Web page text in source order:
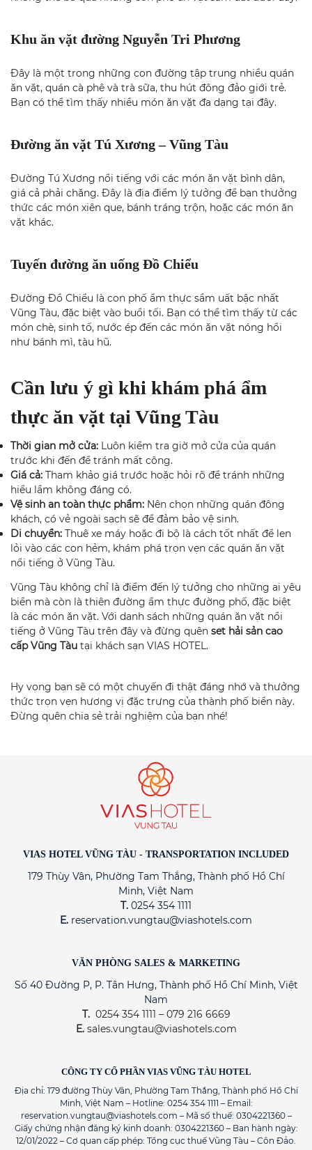
Khu ăn vặt đường Nguyễn Tri Phương
Đây là một trong những con đường tập trung nhiều quán
ăn vặt, quán cà phê và trà sữa, thu hút đông đảo giới trẻ.
Bạn có thể tìm thấy nhiều món ăn vặt đa dạng tại đây.
Đường ăn vặt Tú Xương – Vũng Tàu
Đường Tú Xương nổi tiếng với các món ăn vặt bình dân,
giá cả phải chăng. Đây là địa điểm lý tưởng để bạn thưởng
thức các món xiên que, bánh tráng trộn, hoặc các món ăn
vặt khác.
Tuyến đường ăn uống Đồ Chiểu
Đường Đồ Chiểu là con phố ẩm thực sầm uất bậc nhất
Vũng Tàu, đặc biệt vào buổi tối. Bạn có thể tìm thấy từ các
món chè, sinh tố, nước ép đến các món ăn vặt nóng hổi
như bánh mì, tàu hũ.
Cần lưu ý gì khi khám phá ẩm
thực ăn vặt tại Vũng Tàu
Thời gian mở cửa: Luôn kiểm tra giờ mở cửa của quán
trước khi đến để tránh mất công.
Giá cả: Tham khảo giá trước hoặc hỏi rõ để tránh những
hiểu lầm không đáng có.
Vệ sinh an toàn thực phẩm: Nên chọn những quán đông
khách, có vẻ ngoài sạch sẽ để đảm bảo vệ sinh.
Di chuyển: Thuê xe máy hoặc đi bộ là cách tốt nhất để len
lỏi vào các con hẻm, khám phá trọn vẹn các quán ăn vặt
nổi tiếng ở Vũng Tàu.
Vũng Tàu không chỉ là điểm đến lý tưởng cho những ai yêu
biển mà còn là thiên đường ẩm thực đường phố, đặc biệt
là các món ăn vặt. Với danh sách những quán ăn vặt nổi
tiếng ở Vũng Tàu trên đây và đừng quên set hải sản cao
cấp Vũng Tàu tại khách sạn VIAS HOTEL.
Hy vọng bạn sẽ có một chuyến đi thật đáng nhớ và thưởng
thức trọn vẹn hương vị đặc trưng của thành phố biển này.
Đừng quên chia sẻ trải nghiệm của bạn nhé!
VIAS HOTEL VŨNG TÀU - TRANSPORTATION INCLUDED
179 Thùy Vân, Phường Tam Thắng, Thành phố Hồ Chí
Minh, Việt Nam
T. 0254 354 1111
E. reservation.vungtau@viashotels.com
VĂN PHÒNG SALES & MARKETING
Số 40 Đường P, P. Tân Hưng, Thành phố Hồ Chí Minh, Việt
Nam
T. 0254 354 1111 – 079 216 6669
E.sales.vungtau@viashotels.com
CÔNG TY CỔ PHẦN VIAS VŨNG TÀU HOTEL
Địa chỉ: 179 đường Thùy Vân, Phường Tam Thắng, Thành phố Hồ Chí
Minh, Việt Nam – Hotline: 0254 354 1111 – Email:
reservation.vungtau@viashotels.com – Mã số thuế: 0304221360 –
Giấy chứng nhận đăng ký kinh doanh: 0304221360 – Ban hành ngày:
12/01/2022 – Cơ quan cấp phép: Tổng cục thuế Vũng Tàu – Côn Đảo.